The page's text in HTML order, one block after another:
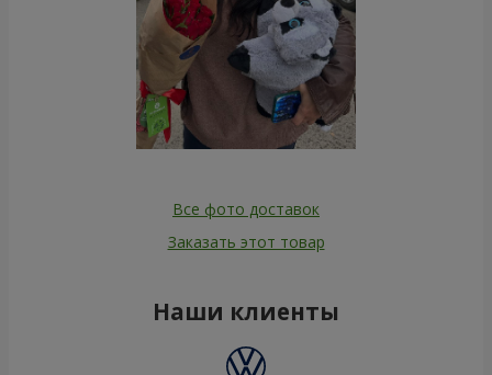
Все фото доставок
Заказать этот товар
Наши клиенты